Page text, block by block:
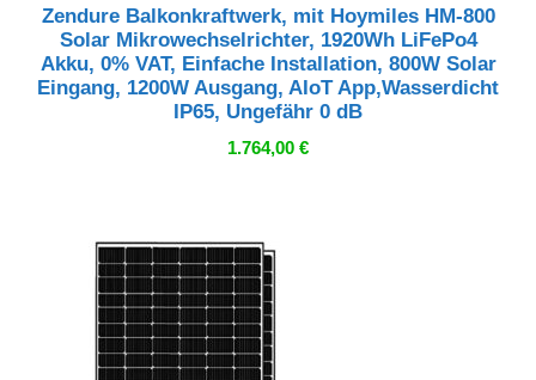
Zendure Balkonkraftwerk, mit Hoymiles HM-800
Solar Mikrowechselrichter, 1920Wh LiFePo4
Akku, 0% VAT, Einfache Installation, 800W Solar
Eingang, 1200W Ausgang, AIoT App,Wasserdicht
IP65, Ungefähr 0 dB
1.764,00 €